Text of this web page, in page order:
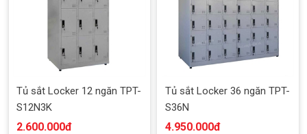
Tủ sắt Locker 12 ngăn TPT-
S12N3K
2.600.000đ
Tủ sắt Locker 36 ngăn TPT-
S36N
4.950.000đ